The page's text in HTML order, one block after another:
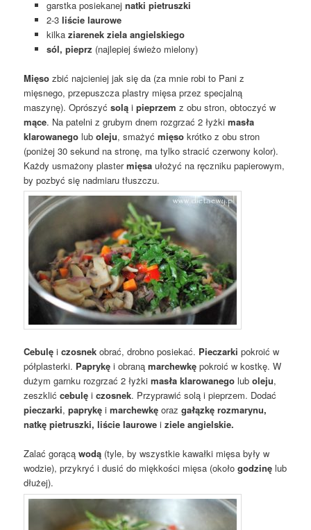
garstka posiekanej natki pietruszki
2-3 liście laurowe
kilka ziarenek ziela angielskiego
sól, pieprz (najlepiej świeżo mielony)
Mięso zbić najcieniej jak się da (za mnie robi to Pani z
mięsnego, przepuszcza plastry mięsa przez specjalną
maszynę). Oprószyćsolą ipieprzem z obu stron, obtoczyć w
mące. Na patelni z grubym dnem rozgrzać 2 łyżkimasła
klarowanego lub oleju, smażyćmięso krótko z obu stron
(poniżej 30 sekund na stronę, ma tylko stracić czerwony kolor).
Każdy usmażony plastermięsa ułożyć na ręczniku papierowym,
by pozbyć się nadmiaru tłuszczu.
Cebulę iczosnek obrać, drobno posiekać. Pieczarki pokroić w
półplasterki. Paprykę i obranąmarchewkę pokroić w kostkę. W
dużym garnku rozgrzać 2 łyżkimasła klarowanego luboleju,
zeszklićcebulę iczosnek. Przyprawić solą i pieprzem. Dodać
pieczarki,paprykę imarchewkęoraz gałązkę rozmarynu,
natkę pietruszki, liście laurowe i ziele angielskie.
Zalać gorącąwodą (tyle, by wszystkie kawałki mięsa były w
wodzie), przykryć i dusić do miękkości mięsa (około godzinę lub
dłużej).